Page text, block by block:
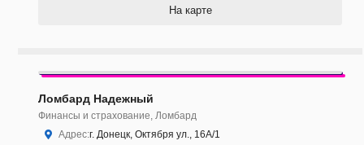
На карте
Ломбард Надежный
Финансы и страхование, Ломбард
Адрес:г. Донецк, Октября ул., 16А/1